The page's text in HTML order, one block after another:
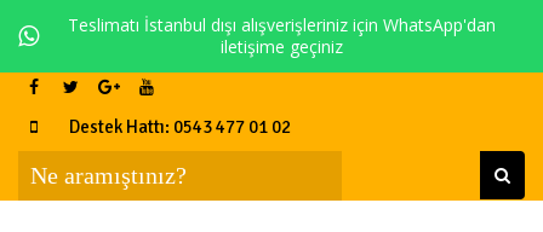
Teslimatı İstanbul dışı alışverişleriniz için WhatsApp'dan
iletişime geçiniz
Destek Hattı: 0543 477 01 02